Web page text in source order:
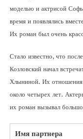
моделью и актрисой
время и появлялись
Их роман был очень
Стало известно, что
Козловский начал
Хлыниной. Их
около четырех лет.
их роман вызывал
Имя партнера